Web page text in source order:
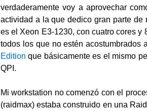
verdaderamente voy a aprovechar
actividad a la que dedico gran parte
es el Xeon E3-1230, con cuatro cores y
todos los que no estén acostumbrados
Edition que básicamente es el mismo
QPI.
Mi workstation no comenzó con el
(raidmax) estaba construido en una